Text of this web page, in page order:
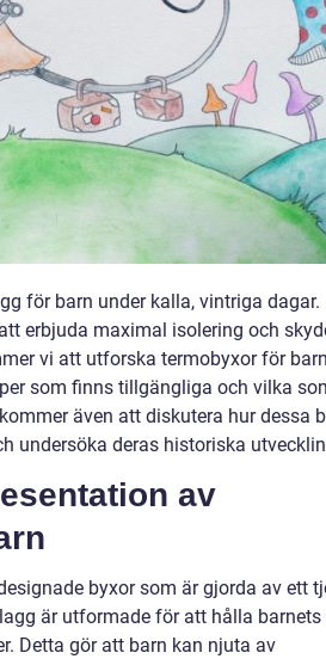
för barn under kalla, vintriga dagar.
erbjuda maximal isolering och
vi att utforska termobyxor för
som finns tillgängliga och vilka
även att diskutera hur dessa
undersöka deras historiska
av
byxor som är gjorda av ett
är utformade för att hålla barnets
Detta gör att barn kan njuta av